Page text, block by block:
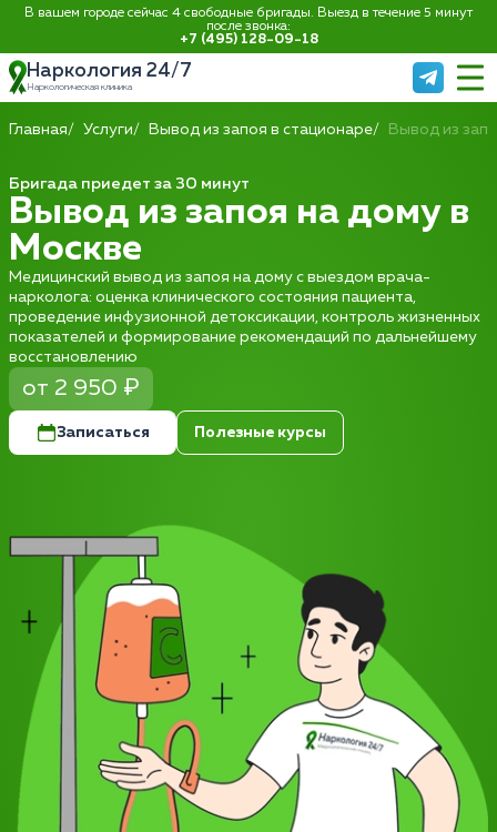
В вашем городе сейчас 4 свободные бригады. Выезд в течение 5 минут
после звонка:
+7 (495) 128-09-18
Наркология 24/7
Наркологическая клиника
Главная Услуги Вывод из запоя в стационаре Вывод из
Бригада приедет за 30 минут
Вывод из запоя на дому в
Москве
Медицинский вывод из запоя на дому с выездом врача-
нарколога: оценка клинического состояния пациента,
проведение инфузионной детоксикации, контроль жизненных
показателей и формирование рекомендаций по дальнейшему
восстановлению
от 2 950 ₽
Записаться Полезные курсы